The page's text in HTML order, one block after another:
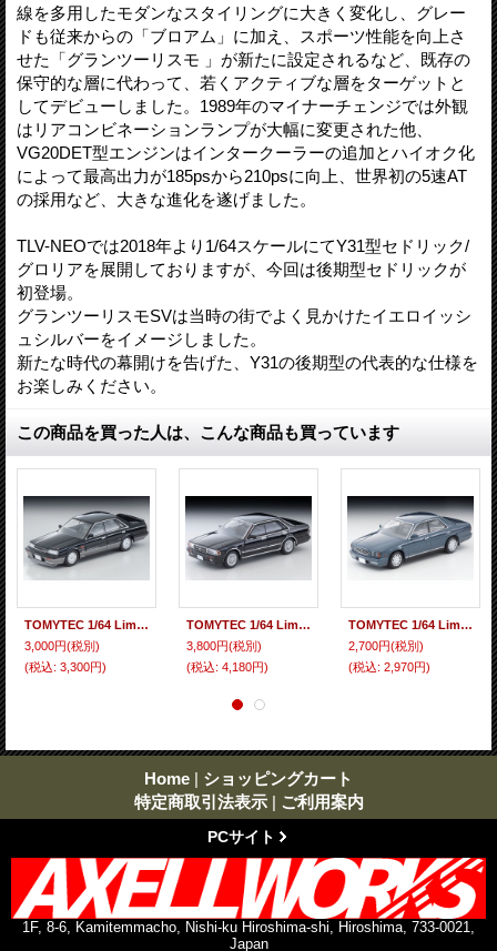
線を多用したモダンなスタイリングに大きく変化し、グレー
ドも従来からの「ブロアム」に加え、スポーツ性能を向上さ
せた「グランツーリスモ 」が新たに設定されるなど、既存の
保守的な層に代わって、若くアクティブな層をターゲットと
してデビューしました。1989年のマイナーチェンジでは外観
はリアコンビネーションランプが大幅に変更された他、
VG20DET型エンジンはインタークーラーの追加とハイオク化
によって最高出力が185psから210psに向上、世界初の5速AT
の採用など、大きな進化を遂げました。
TLV-NEOでは2018年より1/64スケールにてY31型セドリック/
グロリアを展開しておりますが、今回は後期型セドリックが
初登場。
グランツーリスモSVは当時の街でよく見かけたイエロイッシ
ュシルバーをイメージしました。
新たな時代の幕開けを告げた、Y31の後期型の代表的な仕様を
お楽しみください。
この商品を買った人は、こんな商品も買っています
TOMYTEC 1/64 Limited Vintage NEO Nissan Skyline 4-door HT GTS Twin Cam 24V (Black/Silver)
3,000円(税別)
(税込: 3,300円)
TOMYTEC 1/64 Limited Vintage NEO Nissan Cedric HT V20 Twin Cam Turbo Gran Turismo Black SV 1990
3,800円(税別)
(税込: 4,180円)
TOMYTEC 1/64 Limited Vintage NEO Nissan Cedric V30 Twin Cam Gran Turismo SV (Grayish Blue) '91
2,700円(税別)
(税込: 2,970円)
Home | ショッピングカート
特定商取引法表示 | ご利用案内
PCサイト
1F, 8-6, Kamitemmacho, Nishi-ku Hiroshima-shi, Hiroshima, 733-0021,
Japan